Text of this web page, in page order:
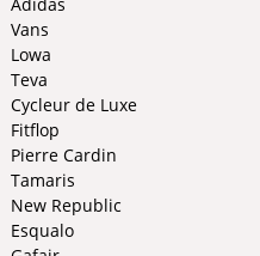
Adidas
Vans
Lowa
Teva
Cycleur de Luxe
Fitflop
Pierre Cardin
Tamaris
New Republic
Esqualo